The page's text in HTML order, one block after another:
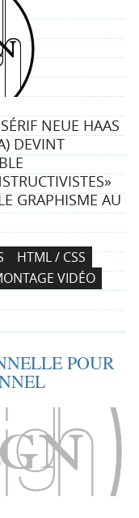
4
d
e
s
i
g
n
NEUE HAAS
DEVINT
GRAPHISME AU
HTML / CSS
VIDÉO
POUR